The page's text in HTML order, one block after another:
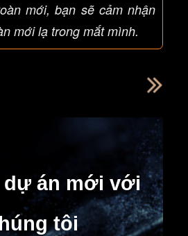
mới, bạn sẽ cảm nhận
mới lạ trong mắt mình.
dự án mới với
tôi